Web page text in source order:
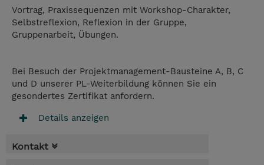
Vortrag, Praxissequenzen mit Workshop-Charakter,
Selbstreflexion, Reflexion in der Gruppe,
Gruppenarbeit, Übungen.
Bei Besuch der Projektmanagement-Bausteine A, B, C
und D unserer PL-Weiterbildung können Sie ein
gesondertes Zertifikat anfordern.
Details anzeigen
Kontakt